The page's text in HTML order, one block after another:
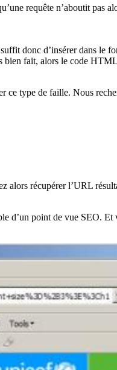
requête n’aboutit pas
donc d’insérer dans le
bien fait, alors le code
ce type de faille. Nous
alors récupérer l’URL
d’un point de vue SEO. Et